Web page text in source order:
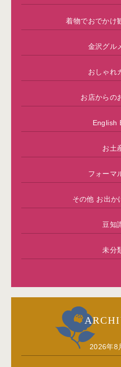
着物でおでかけ
金沢グル
おしゃれ
お店からの
English
お土
フォーマ
その他 お出か
豆知
未分
2026年8